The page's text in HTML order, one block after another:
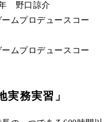
野口諒介
ムプロデュースコー
ムプロデュースコー
実務実習」